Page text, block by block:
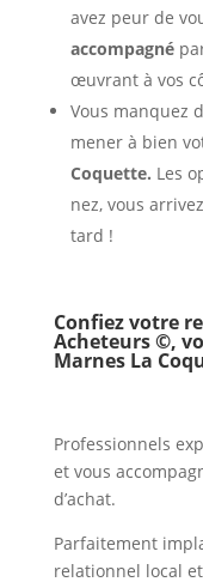
avez peur de
accompagné
œuvrant à vos
Vous manquez
mener à bien
Coquette. Les
nez, vous
tard !
Confiez votre
Acheteurs ©,
Marnes La
Professionnels
et vous
d’achat.
Parfaitement
relationnel local